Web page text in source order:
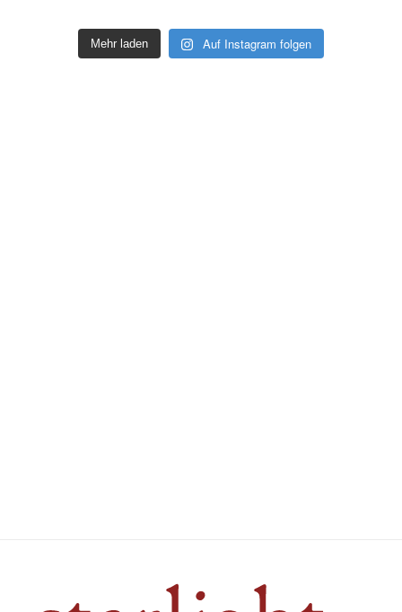
Mehr laden Auf Instagram folgen